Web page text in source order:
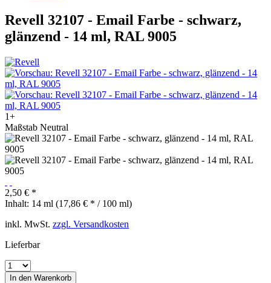
Revell 32107 - Email Farbe - schwarz,
glänzend - 14 ml, RAL 9005
1+
Maßstab Neutral
2,50 € *
Inhalt: 14 ml (17,86 € * / 100 ml)
inkl. MwSt. zzgl. Versandkosten
Lieferbar
In den Warenkorb